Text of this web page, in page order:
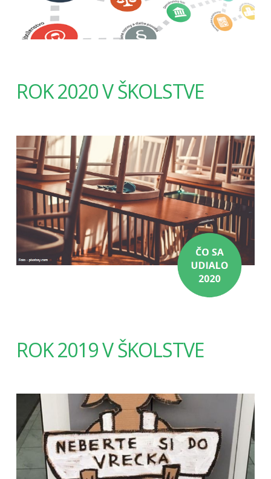
ROK 2020 V ŠKOLSTVE
ROK 2019 V ŠKOLSTVE